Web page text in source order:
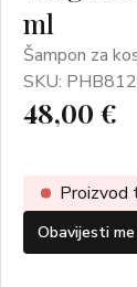
ml
Šampon za
SKU:
48,00 €
Proizvod
Obavijesti